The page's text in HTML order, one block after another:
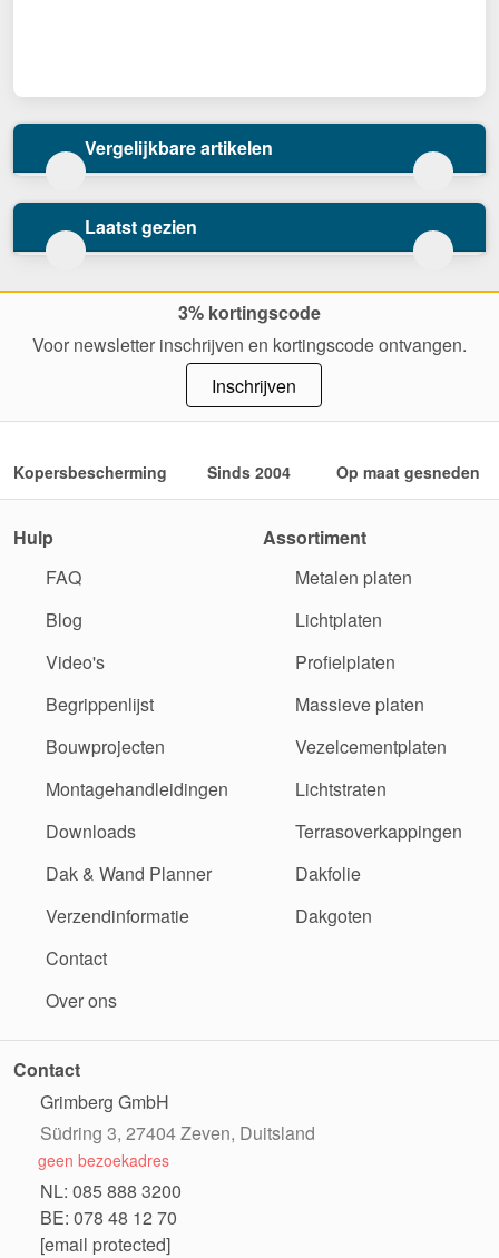
Vergelijkbare artikelen
Laatst gezien
3% kortingscode
Voor newsletter inschrijven en kortingscode ontvangen.
Inschrijven
Kopersbescherming Sinds 2004 Op maat gesneden
Hulp
FAQ
Blog
Video's
Begrippenlijst
Bouwprojecten
Montagehandleidingen
Downloads
Dak & Wand Planner
Verzendinformatie
Contact
Over ons
Assortiment
Metalen platen
Lichtplaten
Profielplaten
Massieve platen
Vezelcementplaten
Lichtstraten
Terrasoverkappingen
Dakfolie
Dakgoten
Contact
Grimberg GmbH
Südring 3, 27404 Zeven, Duitsland
geen bezoekadres
NL: 085 888 3200
BE: 078 48 12 70
[email protected]